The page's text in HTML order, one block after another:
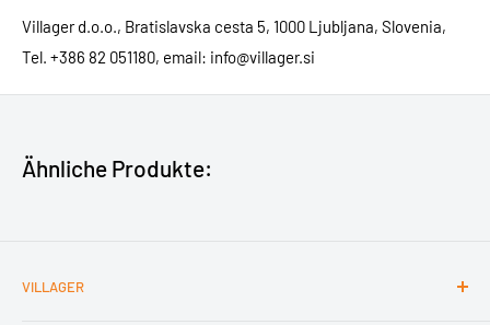
Villager d.o.o., Bratislavska cesta 5, 1000 Ljubljana, Slovenia,
Tel. +386 82 051180, email: info@villager.si
Ähnliche Produkte:
VILLAGER